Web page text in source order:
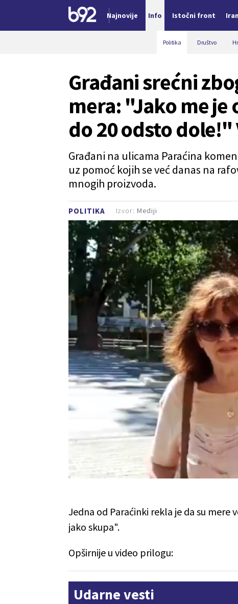
Najnovije Info Istočni front
Politika Društvo
POLITIKA
Građani srećni
mera: "Jako me je
do 20 odsto dole!"
Građani na ulicama Paraćina
uz pomoć kojih se već danas na
mnogih proizvoda.
Izvor: Mediji
Jedna od Paraćinki rekla je da su mere
jako skupa".
Opširnije u video prilogu:
Udarne vesti